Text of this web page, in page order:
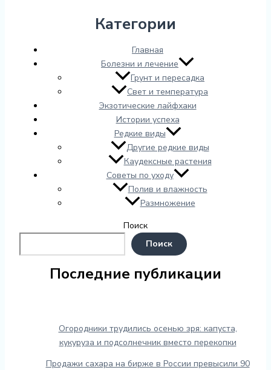
Категории
Главная
Болезни и лечение
Грунт и пересадка
Свет и температура
Экзотические лайфхаки
Истории успеха
Редкие виды
Другие редкие виды
Каудексные растения
Советы по уходу
Полив и влажность
Размножение
Поиск
Поиск
Последние публикации
Огородники трудились осенью зря: капуста,
кукуруза и подсолнечник вместо перекопки
Продажи сахара на бирже в России превысили 90